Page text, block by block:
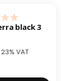
black 3
23% VAT